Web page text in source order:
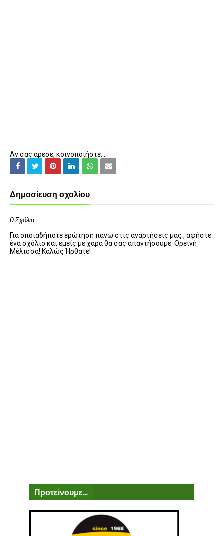
Αν σας άρεσε, κοινοποιήστε...
Δημοσίευση σχολίου
0 Σχόλια
Για οποιαδήποτε ερώτηση πάνω στις αναρτήσεις μας , αφήστε
ένα σχόλιο και εμείς με χαρά θα σας απαντήσουμε. Ορεινή
Μέλισσα! Καλώς Ήρθατε!
Προτείνουμε...